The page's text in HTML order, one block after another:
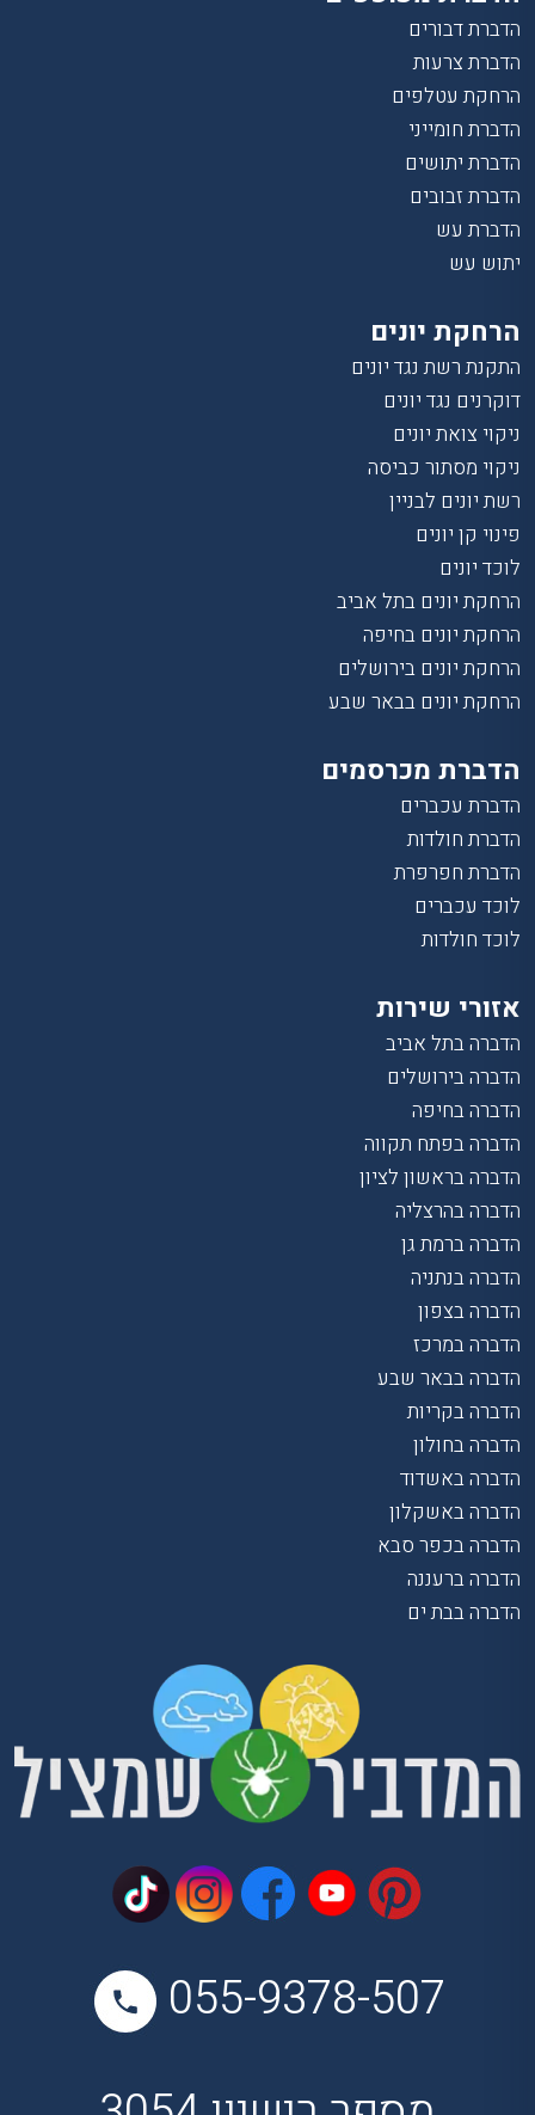
הדברת דבורים
הדברת צרעות
הרחקת עטלפים
הדברת חומייני
הדברת יתושים
הדברת זבובים
הדברת עש
יתוש עש
הרחקת יונים
התקנת רשת נגד יונים
דוקרנים נגד יונים
ניקוי צואת יונים
ניקוי מסתור כביסה
רשת יונים לבניין
פינוי קן יונים
לוכד יונים
הרחקת יונים בתל אביב
הרחקת יונים בחיפה
הרחקת יונים בירושלים
הרחקת יונים בבאר שבע
הדברת מכרסמים
הדברת עכברים
הדברת חולדות
הדברת חפרפרת
לוכד עכברים
לוכד חולדות
אזורי שירות
הדברה בתל אביב
הדברה בירושלים
הדברה בחיפה
הדברה בפתח תקווה
הדברה בראשון לציון
הדברה בהרצליה
הדברה ברמת גן
הדברה בנתניה
הדברה בצפון
הדברה במרכז
הדברה בבאר שבע
הדברה בקריות
הדברה בחולון
הדברה באשדוד
הדברה באשקלון
הדברה בכפר סבא
הדברה ברעננה
הדברה בבת ים
055-9378-507